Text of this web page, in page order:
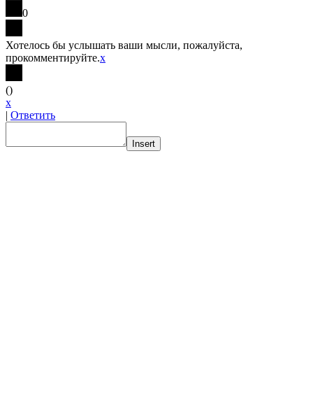
0
Хотелось бы услышать ваши мысли, пожалуйста,
прокомментируйте.x
()
x
| Ответить
Insert